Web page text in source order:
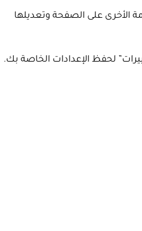
الأخرى على الصفحة وتعديلها
لحفظ الإعدادات الخاصة بك.